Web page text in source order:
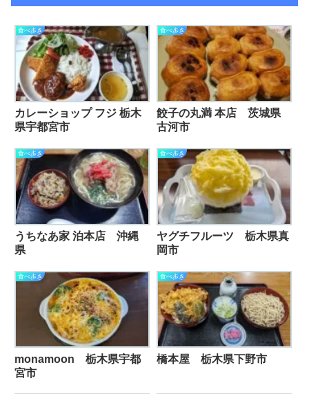
食べ歩き
カレーショップ フジ 栃木
県宇都宮市
食べ歩き
餃子の丸満 本店 茨城県
古河市
食べ歩き
うちなあ家 泊本店 沖縄
県
食べ歩き
ヤグチフルーツ 栃木県真
岡市
食べ歩き
monamoon 栃木県宇都
宮市
食べ歩き
橋本屋 栃木県下野市